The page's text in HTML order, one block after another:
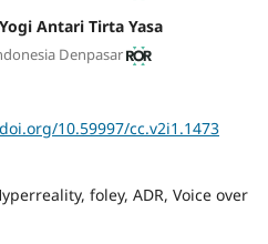
Antari Tirta Yasa
Denpasar
10.59997/cc.v2i1.1473
foley, ADR, Voice over